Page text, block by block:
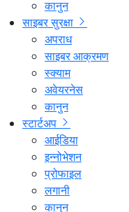
कानुन
साइबर सुरक्षा
अपराध
साइबर आक्रमण
स्क्याम
अवेयरनेस
कानुन
स्टार्टअप
आईडिया
इन्नोभेशन
प्रोफाइल
लगानी
कानुन